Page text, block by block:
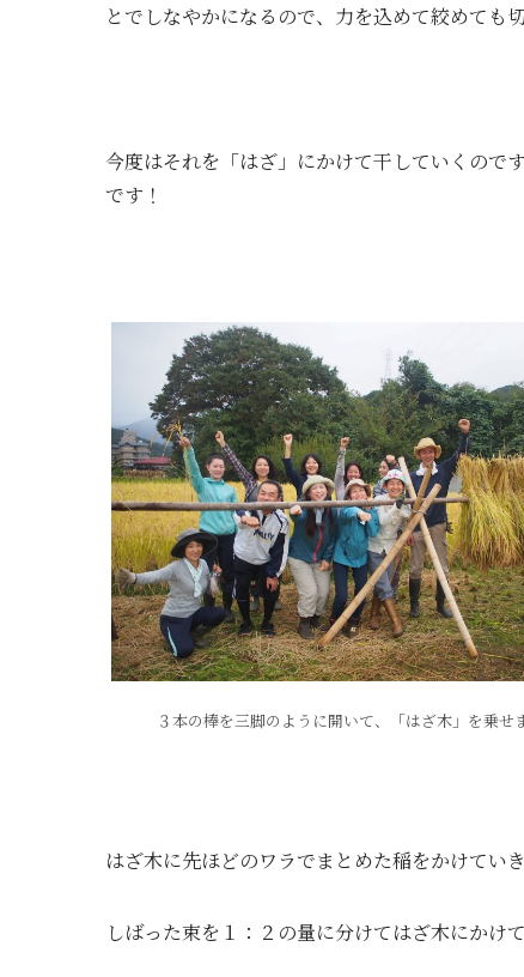
とでしなやかになるので、力を込めて絞めても切
今度はそれを「はざ」にかけて干していくので
です！
３本の棒を三脚のように開いて、「はざ木」を乗せ
はざ木に先ほどのワラでまとめた稲をかけていき
しばった束を１：２の量に分けてはざ木にかけて